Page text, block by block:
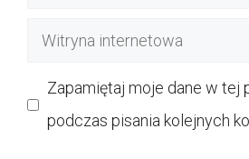
Witryna
Zapamiętaj moje dane w tej
podczas pisania kolejnych